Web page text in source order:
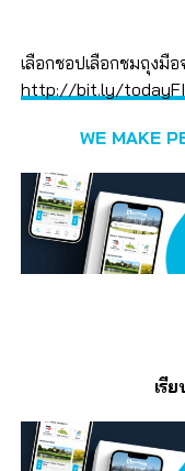
เลือกชอปเลือกชมถุงมือ
http://bit.ly/
WE MAKE
เรี